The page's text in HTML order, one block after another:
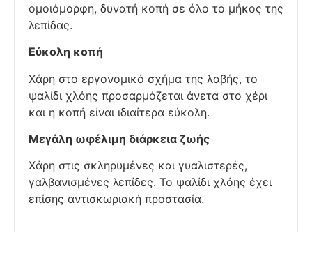
ομοιόμορφη, δυνατή κοπή σε όλο το μήκος της
λεπίδας.
Εύκολη κοπή
Χάρη στο εργονομικό σχήμα της λαβής, το
ψαλίδι χλόης προσαρμόζεται άνετα στο χέρι
και η κοπή είναι ιδιαίτερα εύκολη.
Μεγάλη ωφέλιμη διάρκεια ζωής
Χάρη στις σκληρυμένες και γυαλιστερές,
γαλβανισμένες λεπίδες. Το ψαλίδι χλόης έχει
επίσης αντισκωριακή προστασία.